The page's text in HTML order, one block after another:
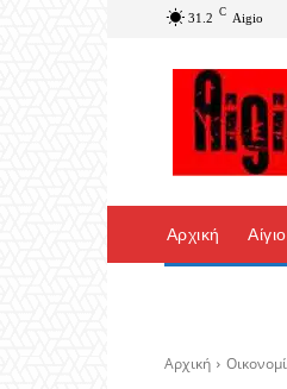
31.2 C Aigio
Αρχική
Αρχική